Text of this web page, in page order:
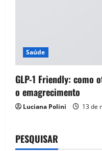
Saúde
GLP-1 Friendly: como
o emagrecimento
Luciana Polini 13 de
PESQUISAR